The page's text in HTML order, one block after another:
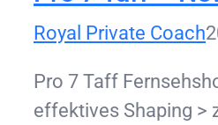
Royal Private Coach
Pro 7 Taff
effektives Shaping >